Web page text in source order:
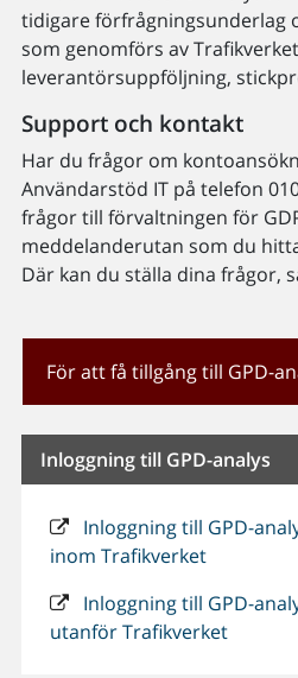
tidigare förfrågningsunderlag
som genomförs av
leverantörsuppföljning,
Support och kontakt
Har du frågor om
Användarstöd IT på telefon
frågor till förvaltningen för
meddelanderutan som du
Där kan du ställa dina frågor,
För att få tillgång till GPD-
Inloggning till GPD-analys
Inloggning till GPD-
inom Trafikverket
Inloggning till GPD-
utanför Trafikverket